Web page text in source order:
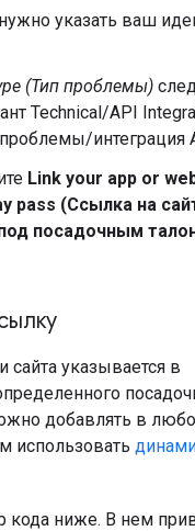
указать ваш
(Тип проблемы)
Technical/API
интеграция
Link your app or
pass (Ссылка на
посадочным
сайта указывается в
добавлять в
использовать
кода ниже. В нем